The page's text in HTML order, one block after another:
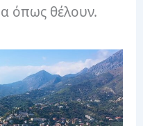
όπως θέλουν.